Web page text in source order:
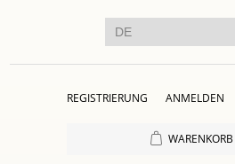
REGISTRIERUNG ANMELDEN
WARENKORB